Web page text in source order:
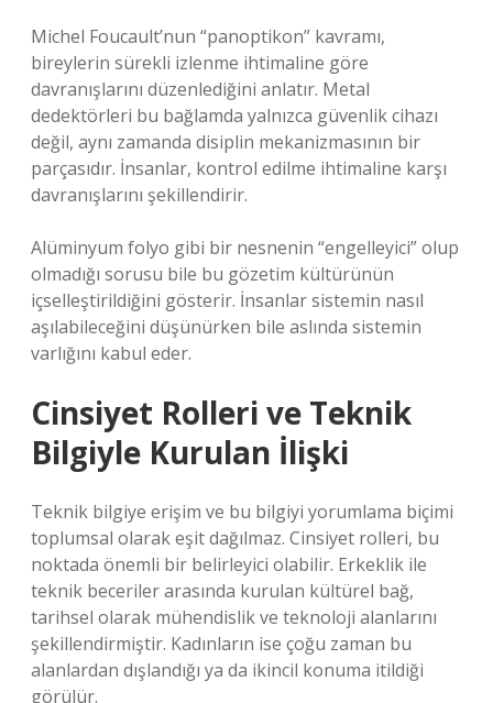
Michel Foucault’nun “panoptikon” kavramı,
bireylerin sürekli izlenme ihtimaline göre
davranışlarını düzenlediğini anlatır. Metal
dedektörleri bu bağlamda yalnızca güvenlik cihazı
değil, aynı zamanda disiplin mekanizmasının bir
parçasıdır. İnsanlar, kontrol edilme ihtimaline karşı
davranışlarını şekillendirir.
Alüminyum folyo gibi bir nesnenin “engelleyici” olup
olmadığı sorusu bile bu gözetim kültürünün
içselleştirildiğini gösterir. İnsanlar sistemin nasıl
aşılabileceğini düşünürken bile aslında sistemin
varlığını kabul eder.
Cinsiyet Rolleri ve Teknik
Bilgiyle Kurulan İlişki
Teknik bilgiye erişim ve bu bilgiyi yorumlama biçimi
toplumsal olarak eşit dağılmaz. Cinsiyet rolleri, bu
noktada önemli bir belirleyici olabilir. Erkeklik ile
teknik beceriler arasında kurulan kültürel bağ,
tarihsel olarak mühendislik ve teknoloji alanlarını
şekillendirmiştir. Kadınların ise çoğu zaman bu
alanlardan dışlandığı ya da ikincil konuma itildiği
görülür.